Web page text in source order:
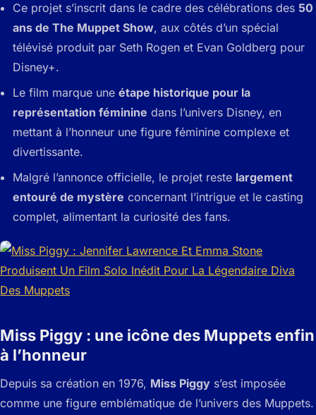
Ce projet s’inscrit dans le cadre des célébrations des 50
ans de The Muppet Show, aux côtés d’un spécial
télévisé produit par Seth Rogen et Evan Goldberg pour
Disney+.
Le film marque une étape historique pour la
représentation féminine dans l’univers Disney, en
mettant à l’honneur une figure féminine complexe et
divertissante.
Malgré l’annonce officielle, le projet reste largement
entouré de mystère concernant l’intrigue et le casting
complet, alimentant la curiosité des fans.
Miss Piggy : une icône des Muppets enfin
à l’honneur
Depuis sa création en 1976, Miss Piggy s’est imposée
comme une figure emblématique de l’univers des Muppets.